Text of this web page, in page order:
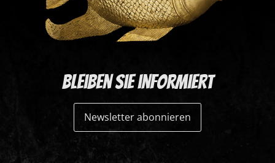
Bleiben Sie informiert
Newsletter abonnieren